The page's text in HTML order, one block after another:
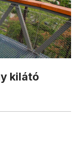
kilátó